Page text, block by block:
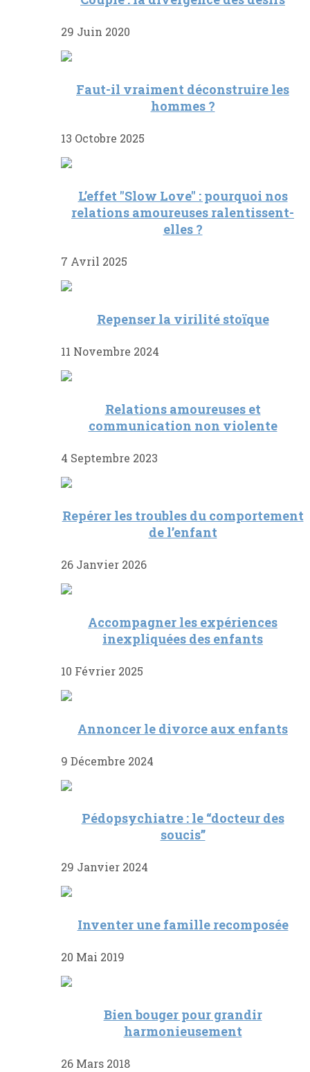
29 Juin 2020
Faut-il vraiment déconstruire les
hommes ?
13 Octobre 2025
L’effet "Slow Love" : pourquoi nos
relations amoureuses ralentissent-
elles ?
7 Avril 2025
Repenser la virilité stoïque
11 Novembre 2024
Relations amoureuses et
communication non violente
4 Septembre 2023
Repérer les troubles du comportement
de l’enfant
26 Janvier 2026
Accompagner les expériences
inexpliquées des enfants
10 Février 2025
Annoncer le divorce aux enfants
9 Décembre 2024
Pédopsychiatre : le “docteur des
soucis”
29 Janvier 2024
Inventer une famille recomposée
20 Mai 2019
Bien bouger pour grandir
harmonieusement
26 Mars 2018